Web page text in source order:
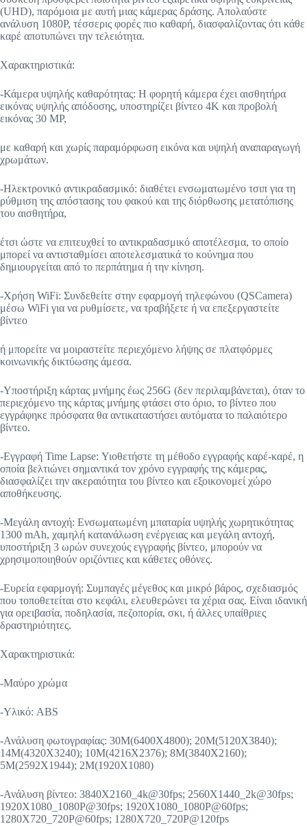
(UHD), παρόμοια με αυτή μιας κάμερας δράσης. Απολαύστε
ανάλυση 1080P, τέσσερις φορές πιο καθαρή, διασφαλίζοντας ότι κάθε
καρέ αποτυπώνει την τελειότητα.
Χαρακτηριστικά:
-Κάμερα υψηλής καθαρότητας: Η φορητή κάμερα έχει αισθητήρα
εικόνας υψηλής απόδοσης, υποστηρίζει βίντεο 4K και προβολή
εικόνας 30 MP,
με καθαρή και χωρίς παραμόρφωση εικόνα και υψηλή αναπαραγωγή
χρωμάτων.
-Ηλεκτρονικό αντικραδασμικό: διαθέτει ενσωματωμένο τσιπ για τη
ρύθμιση της απόστασης του φακού και της διόρθωσης μετατόπισης
του αισθητήρα,
έτσι ώστε να επιτευχθεί το αντικραδασμικό αποτέλεσμα, το οποίο
μπορεί να αντισταθμίσει αποτελεσματικά το κούνημα που
δημιουργείται από το περπάτημα ή την κίνηση.
-Χρήση WiFi: Συνδεθείτε στην εφαρμογή τηλεφώνου (QSCamera)
μέσω WiFi για να ρυθμίσετε, να τραβήξετε ή να επεξεργαστείτε
βίντεο
ή μπορείτε να μοιραστείτε περιεχόμενο λήψης σε πλατφόρμες
κοινωνικής δικτύωσης άμεσα.
-Υποστήριξη κάρτας μνήμης έως 256G (δεν περιλαμβάνεται), όταν το
περιεχόμενο της κάρτας μνήμης φτάσει στο όριο, το βίντεο που
εγγράφηκε πρόσφατα θα αντικαταστήσει αυτόματα το παλαιότερο
βίντεο.
-Εγγραφή Time Lapse: Υιοθετήστε τη μέθοδο εγγραφής καρέ-καρέ, η
οποία βελτιώνει σημαντικά τον χρόνο εγγραφής της κάμερας,
διασφαλίζει την ακεραιότητα του βίντεο και εξοικονομεί χώρο
αποθήκευσης.
-Μεγάλη αντοχή: Ενσωματωμένη μπαταρία υψηλής χωρητικότητας
1300 mAh, χαμηλή κατανάλωση ενέργειας και μεγάλη αντοχή,
υποστήριξη 3 ωρών συνεχούς εγγραφής βίντεο, μπορούν να
χρησιμοποιηθούν οριζόντιες και κάθετες οθόνες.
-Ευρεία εφαρμογή: Συμπαγές μέγεθος και μικρό βάρος, σχεδιασμός
που τοποθετείται στο κεφάλι, ελευθερώνει τα χέρια σας. Είναι ιδανική
για ορειβασία, ποδηλασία, πεζοπορία, σκι, ή άλλες υπαίθριες
δραστηριότητες.
Χαρακτηριστικά:
-Μαύρο χρώμα
-Υλικό: ABS
-Ανάλυση φωτογραφίας: 30M(6400X4800); 20M(5120X3840);
14M(4320X3240); 10M(4216X2376); 8M(3840X2160);
5Μ(2592Χ1944); 2M(1920X1080)
-Ανάλυση βίντεο: 3840X2160_4k@30fps; 2560X1440_2k@30fps;
1920X1080_1080P@30fps; 1920X1080_1080P@60fps;
1280X720_720P@60fps; 1280X720_720P@120fps